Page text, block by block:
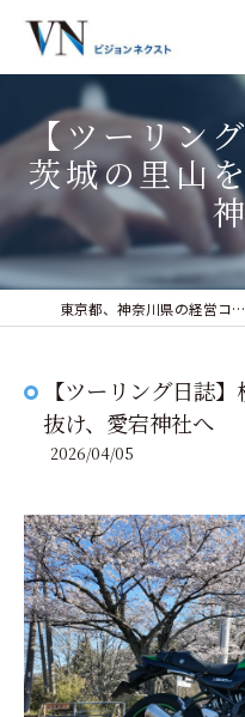
【ツーリン
茨城の里山
東京都、神奈川県の経営コンサルティングなら株式会社ビジョンネクスト
【ツーリング日誌
抜け、愛宕神社へ
2026/04/05